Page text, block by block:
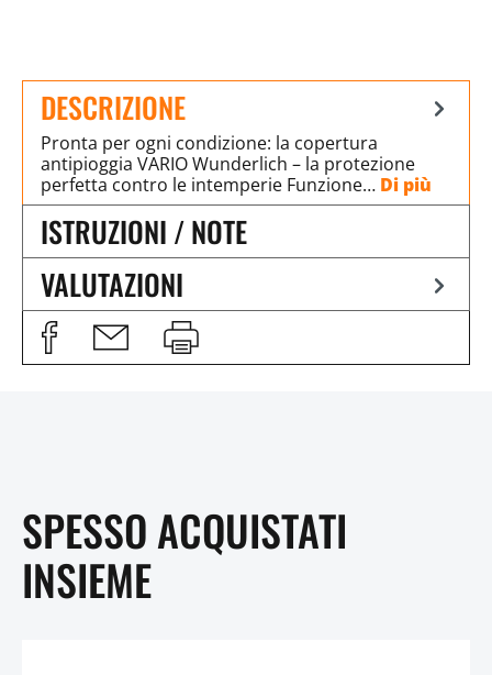
DESCRIZIONE
Pronta per ogni condizione: la copertura
antipioggia VARIO Wunderlich – la protezione
perfetta contro le intemperie Funzione… Di più
ISTRUZIONI / NOTE
VALUTAZIONI
SPESSO ACQUISTATI
INSIEME